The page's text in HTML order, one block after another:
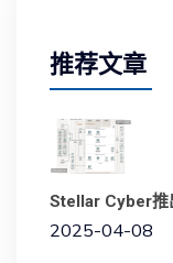
推荐文章
Stellar Cyber推
2025-04-08